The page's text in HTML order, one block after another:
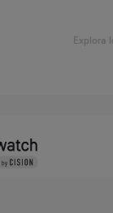
Explora